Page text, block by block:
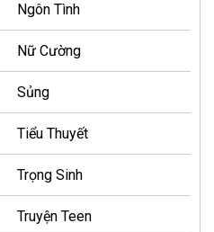
Ngôn Tình
Nữ Cường
Sủng
Tiểu Thuyết
Trọng Sinh
Truyện Teen